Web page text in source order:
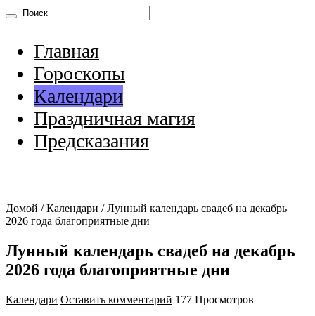
Главная
Гороскопы
Календари
Праздничная магия
Предсказания
Домой / Календари / Лунный календарь свадеб на декабрь
2026 года благоприятные дни
Лунный календарь свадеб на декабрь
2026 года благоприятные дни
Календари Оставить комментарий 177 Просмотров